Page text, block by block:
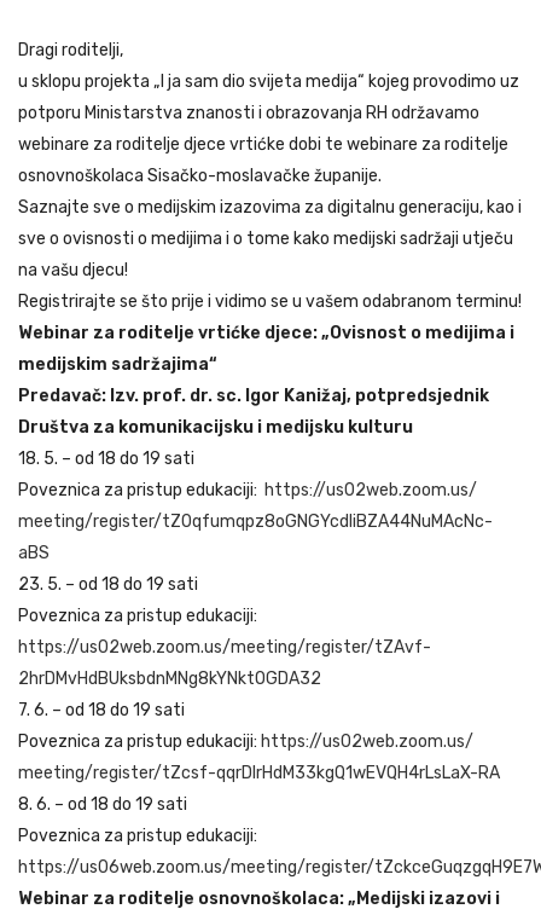
Dragi roditelji,
u sklopu projekta „I ja sam dio svijeta medija“ kojeg provodimo uz
potporu Ministarstva znanosti i obrazovanja RH održavamo
webinare za roditelje djece vrtićke dobi te webinare za roditelje
osnovnoškolaca Sisačko-moslavačke županije.
Saznajte sve o medijskim izazovima za digitalnu generaciju, kao i
sve o ovisnosti o medijima i o tome kako medijski sadržaji utječu
na vašu djecu!
Registrirajte se što prije i vidimo se u vašem odabranom terminu!
Webinar za roditelje vrtićke djece:„Ovisnost o medijima i
medijskim sadržajima“
Predavač: Izv. prof. dr. sc. Igor Kanižaj, potpredsjednik
Društva za komunikacijsku i medijsku kulturu
18. 5. – od 18 do 19 sati
Poveznica za pristup edukaciji: https://us02web.zoom.us/
meeting/register/tZ0qfumqpz8oGNGYcdIiBZA44NuMAcNc-
aBS
23. 5. – od 18 do 19 sati
Poveznica za pristup edukaciji:
https://us02web.zoom.us/meeting/register/tZAvf-
2hrDMvHdBUksbdnMNg8kYNktOGDA32
7. 6. – od 18 do 19 sati
Poveznica za pristup edukaciji: https://us02web.zoom.us/
meeting/register/tZcsf-qqrDIrHdM33kgQ1wEVQH4rLsLaX-RA
8. 6. – od 18 do 19 sati
Poveznica za pristup edukaciji:
https://us06web.zoom.us/meeting/register/
Webinar za roditelje osnovnoškolaca: „Medijski izazovi i